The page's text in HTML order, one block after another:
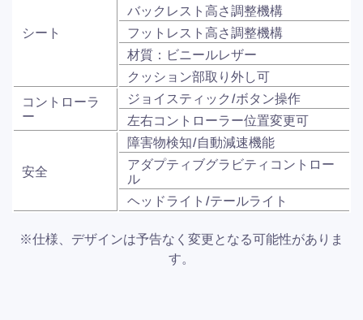
シート
バックレスト高さ調整機構
フットレスト高さ調整機構
材質：ビニールレザー
クッション部取り外し可
コントローラ
ー
ジョイスティック/ボタン操作
左右コントローラー位置変更可
安全
障害物検知/自動減速機能
アダプティブグラビティコントロー
ル
ヘッドライト/テールライト
※仕様、デザインは予告なく変更となる可能性がありま
す。